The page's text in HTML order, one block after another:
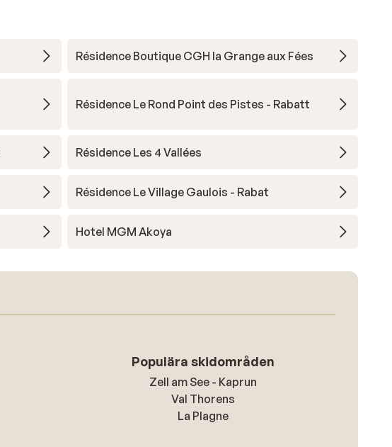
Résidence Boutique CGH la Grange aux Fées
Résidence Le Rond Point des Pistes - Rabatt
Résidence Les 4 Vallées
Résidence Le Village Gaulois - Rabat
Hotel MGM Akoya
Populära skidområden
Zell am See - Kaprun
Val Thorens
La Plagne